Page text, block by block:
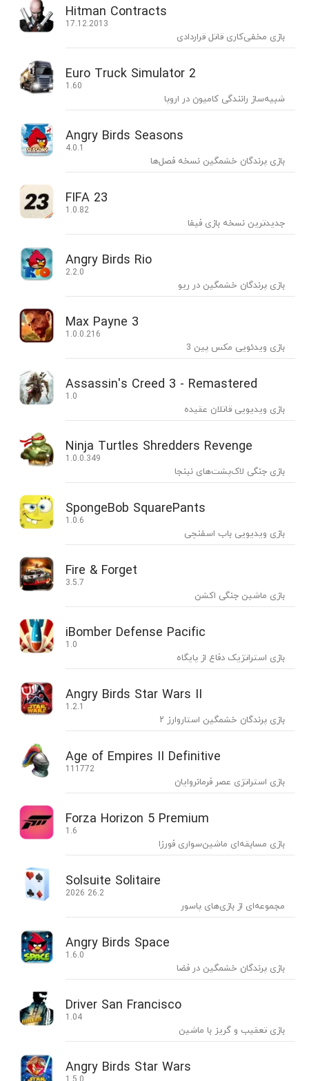
Hitman Contracts
17.12.2013
بازی مخفی‌کاری قاتل قراردادی
Euro Truck Simulator 2
1.60
شبیه‌ساز رانندگی کامیون در اروپا
Angry Birds Seasons
4.0.1
بازی پرندگان خشمگین نسخه فصل‌ها
FIFA 23
1.0.82
جدیدترین نسخه بازی فیفا
Angry Birds Rio
2.2.0
بازی پرندگان خشمگین در ریو
Max Payne 3
1.0.0.216
بازی ویدئویی مکس پین 3
Assassin's Creed 3 - Remastered
1.0
بازی ویدیویی قاتلان عقیده
Ninja Turtles Shredders Revenge
1.0.0.349
بازی جنگی لاک‌پشت‌های نینجا
SpongeBob SquarePants
1.0.6
بازی ویدیویی باب اسفنچی
Fire & Forget
3.5.7
بازی ماشین جنگی اکشن
iBomber Defense Pacific
1.0
بازی استراتژیک دفاع از پایگاه
Angry Birds Star Wars II
1.2.1
بازی پرندگان خشمگین استاروارز ۲
Age of Empires II Definitive
111772
بازی استراتژی عصر فرمانروایان
Forza Horizon 5 Premium
1.6
بازی مسابقه‌ای ماشین‌سواری فورزا
Solsuite Solitaire
2026 26.2
مجموعه‌ای از بازی‌های پاسور
Angry Birds Space
1.6.0
بازی پرندگان خشمگین در فضا
Driver San Francisco
1.04
بازی تعقیب و گریز با ماشین
Angry Birds Star Wars